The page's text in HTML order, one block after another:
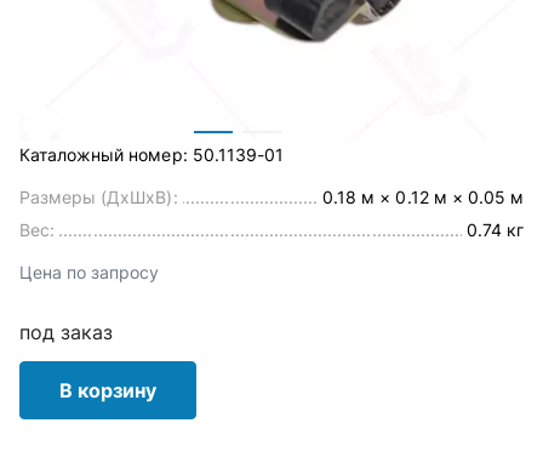
Каталожный номер: 50.1139-01
Размеры (ДхШхВ):
0.18 м × 0.12 м × 0.05 м
Вес:
0.74 кг
Цена по запросу
под заказ
В корзину